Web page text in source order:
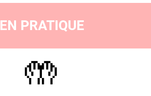
EN PRATIQUE
🤲